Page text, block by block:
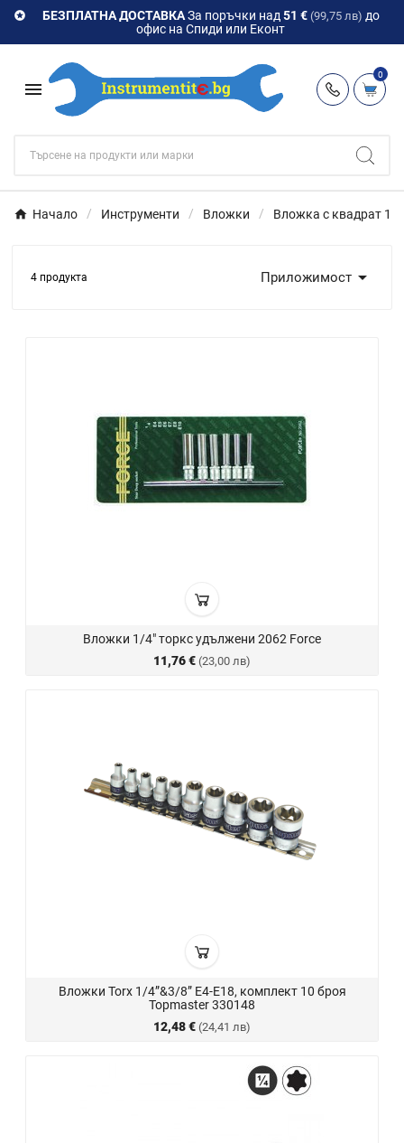
 БЕЗПЛАТНА ДОСТАВКАЗа поръчки над 51 € (99,75 лв) до
офис на Спиди или Еконт

0
Начало Инструменти Вложки Вложка с квадрат 1/
4 продукта Приложимост 
Вложки 1/4" торкс удължени 2062 Force
11,76 € (23,00 лв)
Вложки Torx 1/4”&3/8” Е4-Е18, комплект 10 броя
Topmaster 330148
12,48 € (24,41 лв)